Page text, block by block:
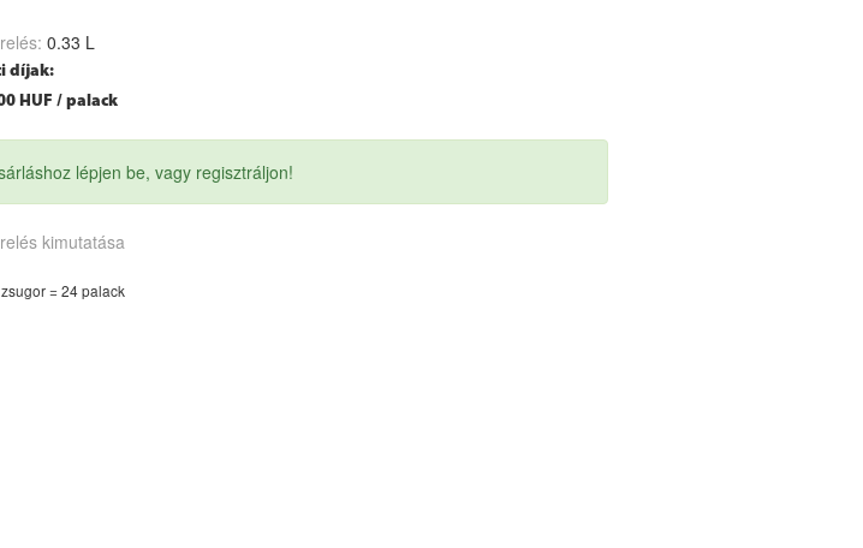
0.33 L
díjak:
HUF / palack
lépjen be, vagy regisztráljon!
kimutatása
= 24 palack